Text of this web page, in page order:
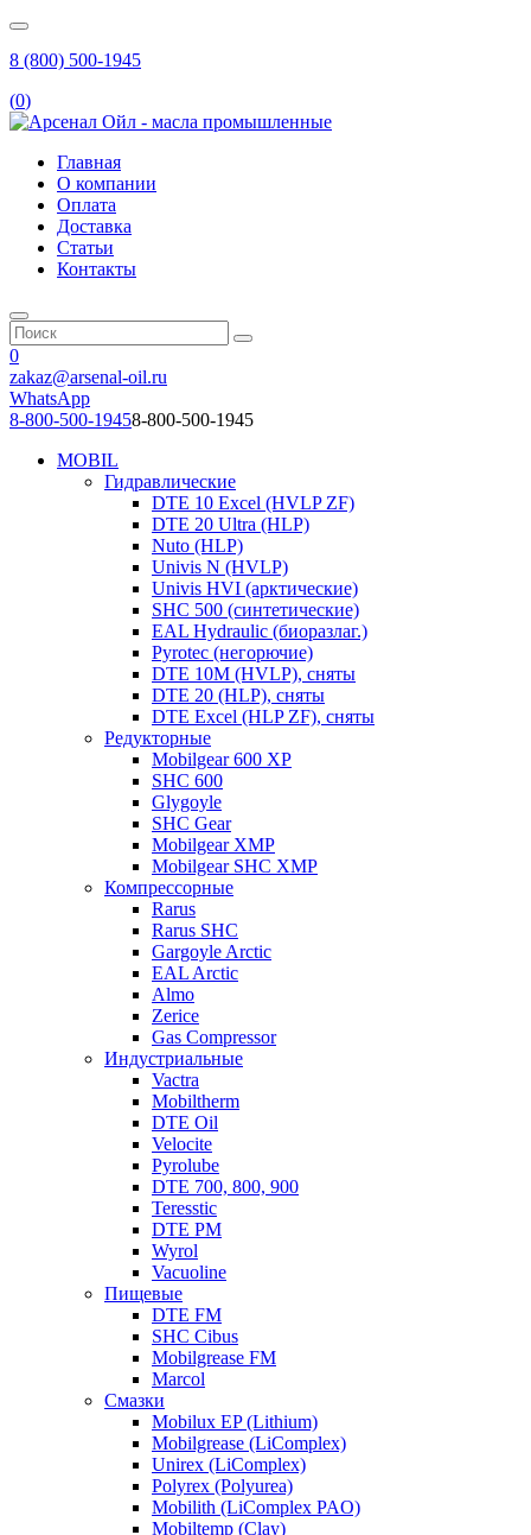
8 (800) 500-1945
(0)
Главная
О компании
Оплата
Доставка
Статьи
Контакты
0
zakaz@arsenal-oil.ru
WhatsApp
8-800-500-19458-800-500-1945
MOBIL
Гидравлические
DTE 10 Excel (HVLP ZF)
DTE 20 Ultra (HLP)
Nuto (HLP)
Univis N (HVLP)
Univis HVI (арктические)
SHC 500 (синтетические)
EAL Hydraulic (биоразлаг.)
Pyrotec (негорючие)
DTE 10M (HVLP), сняты
DTE 20 (HLP), сняты
DTE Excel (HLP ZF), сняты
Редукторные
Mobilgear 600 XP
SHC 600
Glygoyle
SHC Gear
Mobilgear XMP
Mobilgear SHC XMP
Компрессорные
Rarus
Rarus SHC
Gargoyle Arctic
EAL Arctic
Almo
Zerice
Gas Compressor
Индустриальные
Vactra
Mobiltherm
DTE Oil
Velocite
Pyrolube
DTE 700, 800, 900
Teresstic
DTE PM
Wyrol
Vacuoline
Пищевые
DTE FM
SHC Cibus
Mobilgrease FM
Marcol
Смазки
Mobilux EP (Lithium)
Mobilgrease (LiComplex)
Unirex (LiComplex)
Polyrex (Polyurea)
Mobilith (LiComplex PAO)
Mobiltemp (Clay)